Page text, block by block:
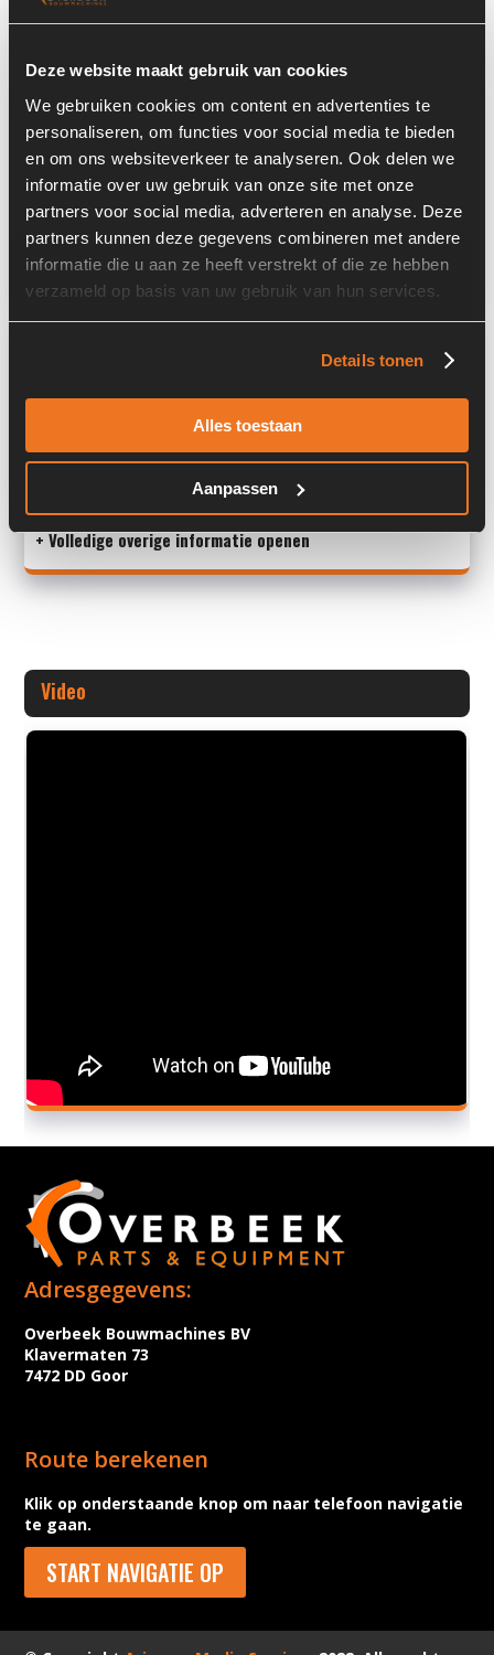
Deze website maakt gebruik van cookies
We gebruiken cookies om content en advertenties te
personaliseren, om functies voor social media te bieden
en om ons websiteverkeer te analyseren. Ook delen we
informatie over uw gebruik van onze site met onze
partners voor social media, adverteren en analyse. Deze
partners kunnen deze gegevens combineren met andere
informatie die u aan ze heeft verstrekt of die ze hebben
verzameld op basis van uw gebruik van hun services.
Details tonen
Alles toestaan
Aanpassen
Informatie
Locatie:
4I7I
Past op de volgende machines:
Volvo L 30 D
Land:
Nederland
Type 2: VOE11308347
+ Volledige overige informatie openen
Video
Adresgegevens:
Overbeek Bouwmachines BV
Klavermaten 73
7472 DD Goor
Route berekenen
Klik op onderstaande knop om naar telefoon navigatie
te gaan.
START NAVIGATIE OP